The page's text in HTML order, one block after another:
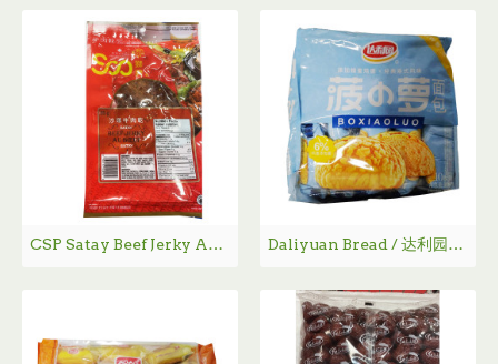
CSP Satay Beef Jerky Au Boeuf / 狮牌沙嗲牛肉干 - 85g Daliyuan Bread / 达利园菠萝小面包 - 300 g